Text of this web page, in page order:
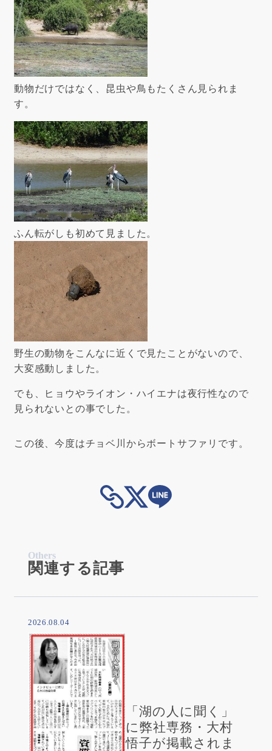
動物だけではなく、昆虫や鳥もたくさん見られま
す。
ふん転がしも初めて見ました。
野生の動物をこんなに近くで見たことがないので、
大変感動しました。
でも、ヒョウやライオン・ハイエナは夜行性なので
見られないとの事でした。
この後、今度はチョベ川からボートサファリです。
Others
関連する記事
2026.08.04
「湖の人に聞く」
に弊社専務・大村
悟子が掲載されま